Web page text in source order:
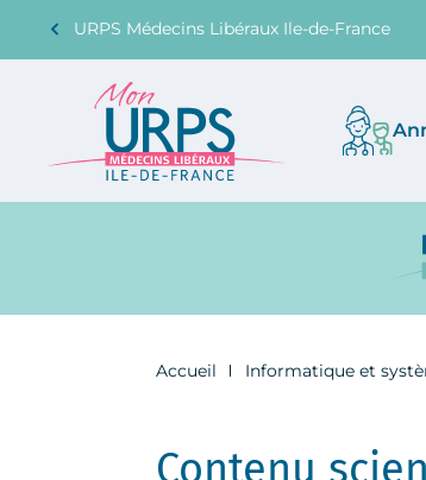
URPS Médecins Libéraux Ile-de-France
Accueil Informatique et
Contenu